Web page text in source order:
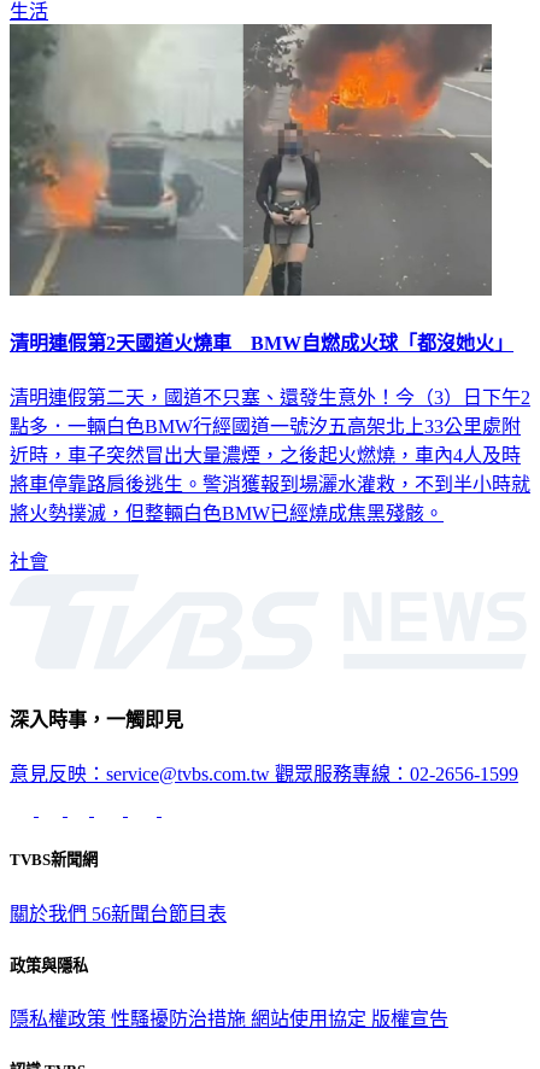
生活
清明連假第2天國道火燒車 BMW自燃成火球「都沒她火」
清明連假第二天，國道不只塞、還發生意外！今（3）日下午2
點多．一輛白色BMW行經國道一號汐五高架北上33公里處附
近時，車子突然冒出大量濃煙，之後起火燃燒，車內4人及時
將車停靠路肩後逃生。警消獲報到場灑水灌救，不到半小時就
將火勢撲滅，但整輛白色BMW已經燒成焦黑殘骸。
社會
深入時事，一觸即見
意見反映：service@tvbs.com.tw 觀眾服務專線：02-2656-1599
TVBS新聞網
關於我們 56新聞台節目表
政策與隱私
隱私權政策 性騷擾防治措施 網站使用協定 版權宣告